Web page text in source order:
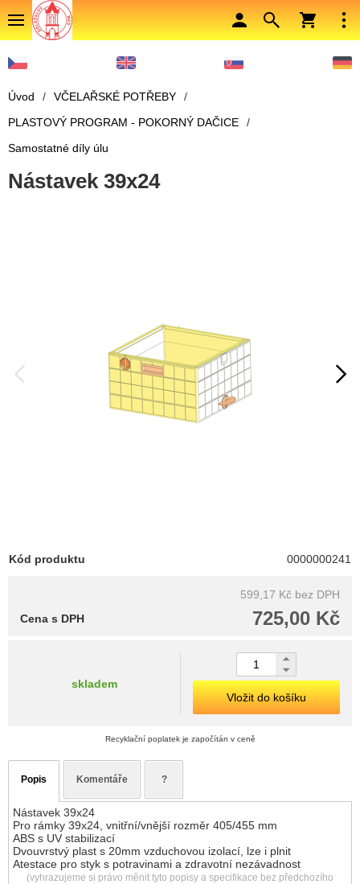
Úvod / VČELAŘSKÉ POTŘEBY
/
PLASTOVÝ PROGRAM - POKORNÝ DAČICE
/
Samostatné díly úlu
Nástavek 39x24
Kód produktu 0000000241
599,17 Kč bez DPH
725,00 Kč
Cena s DPH
skladem
Vložit do košíku
Recyklační poplatek je započítán v ceně
Popis Komentáře ?
Nástavek 39x24
Pro rámky 39x24, vnitřní/vnější rozměr 405/455 mm
ABS s UV stabilizací
Dvouvrstvý plast s 20mm vzduchovou izolací, lze i plnit
Atestace pro styk s potravinami a zdravotní nezávadnost
(vyhrazujeme si právo měnit tyto popisy a specifikace bez předchozího